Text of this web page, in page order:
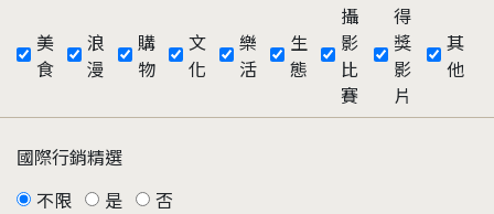
美
食
浪
漫
購
物
文
化
樂
活
生
態
攝
影
比
賽
得
獎
影
片
其
他
國際行銷精選
不限
是 否